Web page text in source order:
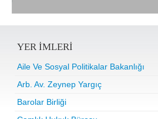
YER IMLERI
Aile Ve Sosyal Politikalar Bakanlığı
Arb. Av. Zeynep Yargıç
Barolar Birliği